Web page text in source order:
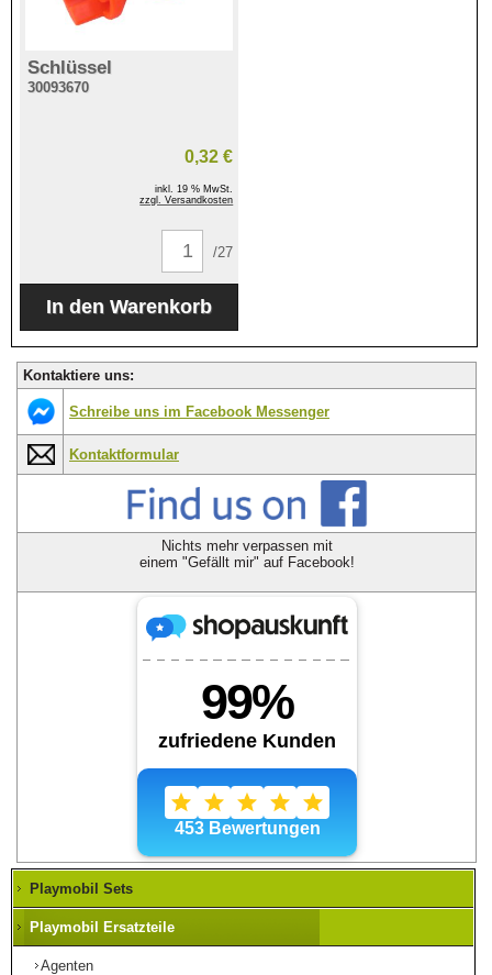
Schlüssel
30093670
0,32 €
inkl. 19 % MwSt.
zzgl. Versandkosten
/27
Kontaktiere uns:
Schreibe uns im Facebook Messenger
Kontaktformular
Nichts mehr verpassen mit
einem "Gefällt mir" auf Facebook!
Playmobil Sets
Playmobil Ersatzteile
Agenten